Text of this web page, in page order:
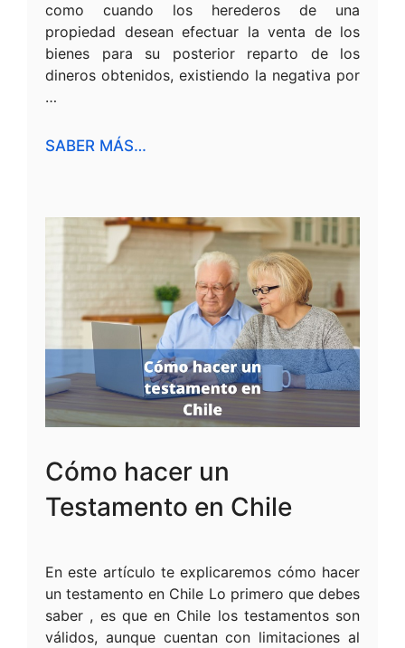
como cuando los herederos de una
propiedad desean efectuar la venta de los
bienes para su posterior reparto de los
dineros obtenidos, existiendo la negativa por
…
SABER MÁS…
Cómo hacer un
Testamento en Chile
En este artículo te explicaremos cómo hacer
un testamento en Chile Lo primero que debes
saber , es que en Chile los testamentos son
válidos, aunque cuentan con limitaciones al